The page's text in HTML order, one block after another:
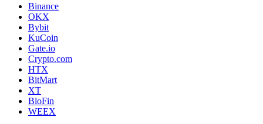
Binance
OKX
Bybit
KuCoin
Gate.io
Crypto.com
HTX
BitMart
XT
BloFin
WEEX